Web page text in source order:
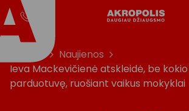
Naujienos
Ieva Mackevičienė atskleidė, be
parduotuvę, ruošiant vaikus mokyklai